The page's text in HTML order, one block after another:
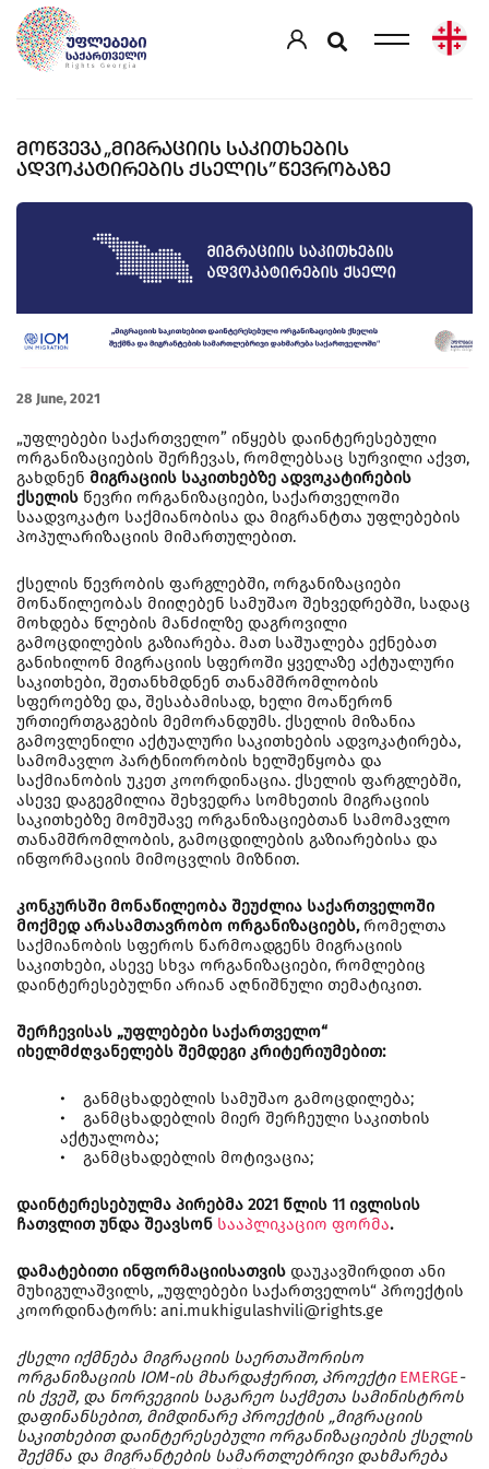
ᲛᲝᲬᲕᲔᲕᲐ „ᲛᲘᲒᲠᲐᲪᲘᲘᲡ ᲡᲐᲙᲘᲗᲮᲔᲑᲘᲡ
ᲐᲓᲕᲝᲙᲐᲢᲘᲠᲔᲑᲘᲡ ᲥᲡᲔᲚᲘᲡ” ᲬᲔᲕᲠᲝᲑᲐᲖᲔ
28 June, 2021
„უფლებები საქართველო” იწყებს დაინტერესებული
ორგანიზაციების შერჩევას, რომლებსაც სურვილი აქვთ,
გახდნენ მიგრაციის საკითხებზე ადვოკატირების
ქსელის წევრი ორგანიზაციები, საქართველოში
საადვოკატო საქმიანობისა და მიგრანტთა უფლებების
პოპულარიზაციის მიმართულებით.
ქსელის წევრობის ფარგლებში, ორგანიზაციები
მონაწილეობას მიიღებენ სამუშაო შეხვედრებში, სადაც
მოხდება წლების მანძილზე დაგროვილი
გამოცდილების გაზიარება. მათ საშუალება ექნებათ
განიხილონ მიგრაციის სფეროში ყველაზე აქტუალური
საკითხები, შეთანხმდნენ თანამშრომლობის
სფეროებზე და, შესაბამისად, ხელი მოაწერონ
ურთიერთგაგების მემორანდუმს. ქსელის მიზანია
გამოვლენილი აქტუალური საკითხების ადვოკატირება,
სამომავლო პარტნიორობის ხელშეწყობა და
საქმიანობის უკეთ კოორდინაცია. ქსელის ფარგლებში,
ასევე დაგეგმილია შეხვედრა სომხეთის მიგრაციის
საკითხებზე მომუშავე ორგანიზაციებთან სამომავლო
თანამშრომლობის, გამოცდილების გაზიარებისა და
ინფორმაციის მიმოცვლის მიზნით.
კონკურსში მონაწილეობა შეუძლია საქართველოში
მოქმედ არასამთავრობო ორგანიზაციებს, რომელთა
საქმიანობის სფეროს წარმოადგენს მიგრაციის
საკითხები, ასევე სხვა ორგანიზაციები, რომლებიც
დაინტერესებულნი არიან აღნიშნული თემატიკით.
შერჩევისას „უფლებები საქართველო“
იხელმძღვანელებს შემდეგი კრიტერიუმებით:
• განმცხადებლის სამუშაო გამოცდილება;
• განმცხადებლის მიერ შერჩეული საკითხის
აქტუალობა;
• განმცხადებლის მოტივაცია;
დაინტერესებულმა პირებმა 2021 წლის 11 ივლისის
ჩათვლით უნდა შეავსონ სააპლიკაციო ფორმა.
დამატებითი ინფორმაციისათვის დაუკავშირდით ანი
მუხიგულაშვილს, „უფლებები საქართველოს“ პროექტის
კოორდინატორს: ani.mukhigulashvili@rights.ge
ქსელი იქმნება მიგრაციის საერთაშორისო
ორგანიზაციის IOM-ის მხარდაჭერით, პროექტი EMERGE-
ის ქვეშ, და ნორვეგიის საგარეო საქმეთა სამინისტროს
დაფინანსებით, მიმდინარე პროექტის „მიგრაციის
საკითხებით დაინტერესებული ორგანიზაციების ქსელის
შექმნა და მიგრანტების სამართლებრივი დახმარება